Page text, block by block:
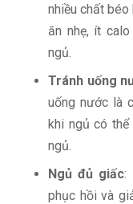
nhiều chất
ăn nhẹ, ít
ngủ.
Tránh uống
uống nước là
khi ngủ có
ngủ.
Ngủ đủ giấc:
phục hồi và